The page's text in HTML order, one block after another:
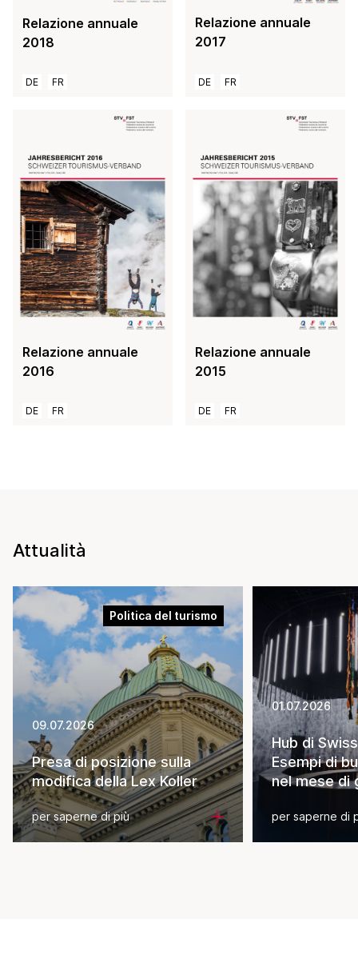
Relazione annuale
2018
DE FR
Relazione annuale
2017
DE FR
Relazione annuale
2016
DE FR
Relazione annuale
2015
DE FR
Attualità
Politica del turismo
09.07.2026
Presa di posizione sulla
modifica della Lex Koller
per saperne di più
01.07.2026
Hub di
Esempi di
nel mese di
per saperne di